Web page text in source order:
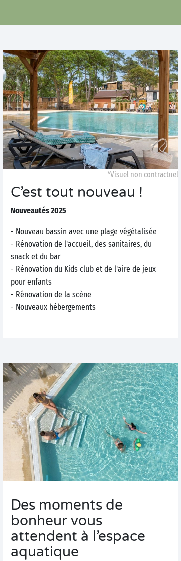
*Visuel non contractuel
C’est tout nouveau !
Nouveautés 2025
- Nouveau bassin avec une plage végétalisée
- Rénovation de l'accueil, des sanitaires, du
snack et du bar
- Rénovation du Kids club et de l'aire de jeux
pour enfants
- Rénovation de la scène
- Nouveaux hébergements
Des moments de
bonheur vous
attendent à l’espace
aquatique